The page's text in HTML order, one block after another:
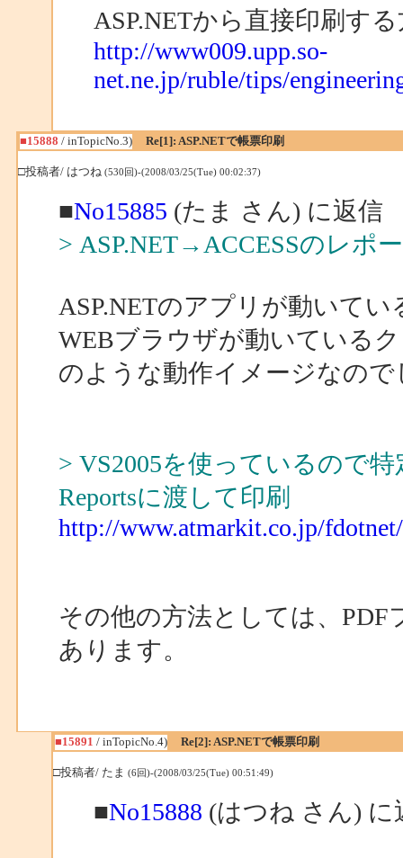
ASP.NETから直接印刷す
http://www009.upp.so-
net.ne.jp/ruble/tips/
■15888 / inTopicNo.3) Re[1]: ASP.NETで帳票印刷
□投稿者/ はつね (530回)-(2008/03/25(Tue) 00:02:37)
■No15885 (たま さん) に返信
> ASP.NET→ACCESSのレポ
ASP.NETのアプリが動いて
WEBブラウザが動いている
のような動作イメージなの
> VS2005を使っているので
Reportsに渡して印刷
http://www.atmarkit.co.jp/
その他の方法としては、
あります。
■15891 / inTopicNo.4) Re[2]: ASP.NETで帳票印刷
□投稿者/ たま (6回)-(2008/03/25(Tue) 00:51:49)
■No15888 (はつね さん) に